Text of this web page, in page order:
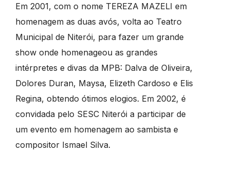
Em 2001, com o nome TEREZA MAZELI em
homenagem as duas avós, volta ao Teatro
Municipal de Niterói, para fazer um grande
show onde homenageou as grandes
intérpretes e divas da MPB: Dalva de Oliveira,
Dolores Duran, Maysa, Elizeth Cardoso e Elis
Regina, obtendo ótimos elogios. Em 2002, é
convidada pelo SESC Niterói a participar de
um evento em homenagem ao sambista e
compositor Ismael Silva.